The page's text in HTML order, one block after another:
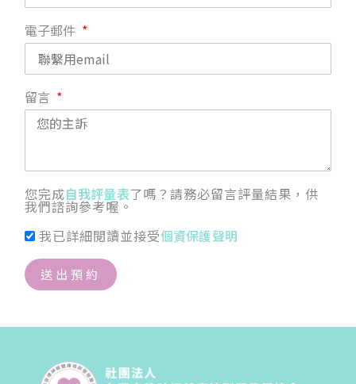
電子郵件
留言
您完成自我評量表了嗎？請務必留言評量結果，供
我們諮詢參考喔。
我已詳細閱讀並接受個資保護聲明
送出預約